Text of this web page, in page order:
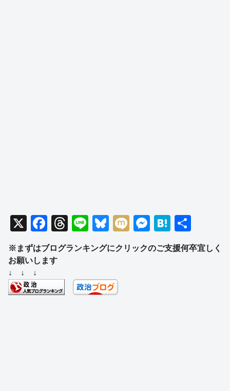
X
F
a
c
b
T
hr
e
d
Li
n
e
Bl
e
y
M
ixi
M
ss
H
at
e
有
※まずはブログランキングにクリックのご支援何卒宜しく
お願いします
↓ ↓ ↓